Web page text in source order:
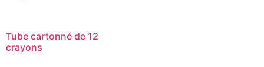
Tube cartonné de 12
crayons